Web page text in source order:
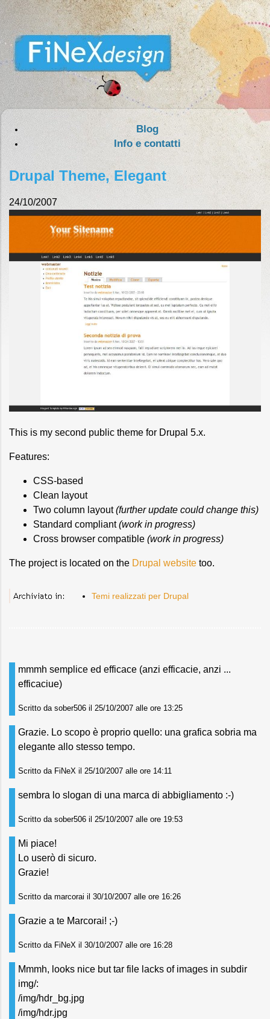
Blog
Info e contatti
Drupal Theme, Elegant
24/10/2007
This is my second public theme for Drupal 5.x.
Features:
CSS-based
Clean layout
Two column layout(further update could change this)
Standard compliant(work in progress)
Cross browser compatible (work in progress)
The project is located on the Drupal website too.
Temi realizzati per Drupal
mmmh semplice ed efficace (anzi efficacie, anzi ...
efficaciue)
Scritto da sober506 il 25/10/2007 alle ore 13:25
Grazie. Lo scopo è proprio quello: una grafica sobria ma
elegante allo stesso tempo.
Scritto da FiNeX il 25/10/2007 alle ore 14:11
sembra lo slogan di una marca di abbigliamento :-)
Scritto da sober506 il 25/10/2007 alle ore 19:53
Mi piace!
Lo userò di sicuro.
Grazie!
Scritto da marcorai il 30/10/2007 alle ore 16:26
Grazie a te Marcorai! ;-)
Scritto da FiNeX il 30/10/2007 alle ore 16:28
Mmmh, looks nice but tar file lacks of images in subdir
img/:
/img/hdr_bg.jpg
/img/hdr.jpg